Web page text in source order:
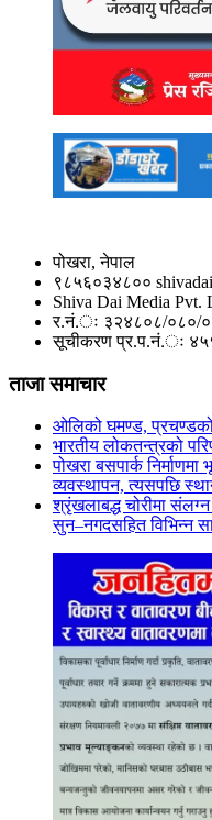
पोखरा, नेपाल
९८५६०३४८००
Shiva Dai Media Pvt.
र.नं.ः ३२४८०८/०८०/
सूचीकरण प्र.प.नं.ः
ताजा समाचार
ओलिको घमण्ड,
भारतीय लोकतन्त्रको
पोखरा बसपार्क
व्यवस्थापन, त्यसपछि
श्रृंखलाबद्ध चोरीमा
सुन–नगदसहित विभिन्न